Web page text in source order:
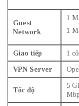
Guest
Network
1
1
Giao tiếp
1
VPN Server
Tốc độ
5